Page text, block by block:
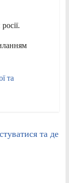
та
та де